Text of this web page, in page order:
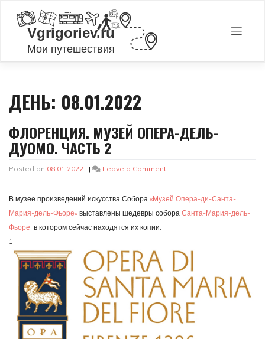
content
ДЕНЬ: 08.01.2022
ФЛОРЕНЦИЯ. МУЗЕЙ ОПЕРА-ДЕЛЬ-
ДУОМО. ЧАСТЬ 2
Posted on 08.01.2022 | | Leave a Commenton
Опера-
дель-
В музее произведений искусства Собора «Музей Опера-ди-Санта-
Мария-дель-Фьоре» выставлены шедевры собора Санта-Мария-дель-
Фьоре, в котором сейчас находятся их копии.
1.